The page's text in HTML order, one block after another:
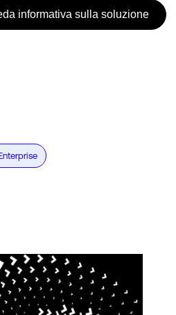
informativa sulla soluzione